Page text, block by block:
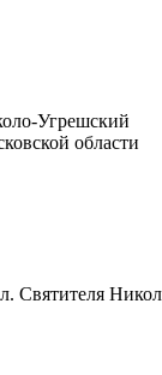
Угрешский
области
Святителя